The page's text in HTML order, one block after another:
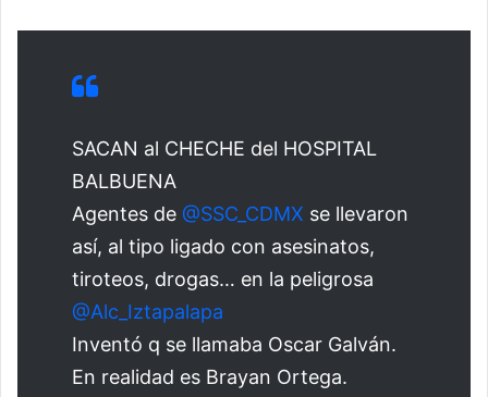
SACAN al CHECHE del HOSPITAL
BALBUENA
Agentes de @SSC_CDMX se llevaron
así, al tipo ligado con asesinatos,
tiroteos, drogas… en la peligrosa
@Alc_Iztapalapa
Inventó q se llamaba Oscar Galván.
En realidad es Brayan Ortega.